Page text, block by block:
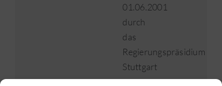
01.06.2001
durch
das
Regierungspräsidium
Stuttgart